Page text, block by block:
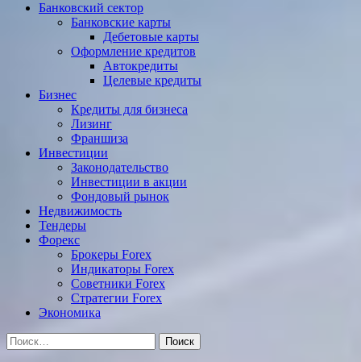
Банковский сектор
Банковские карты
Дебетовые карты
Оформление кредитов
Автокредиты
Целевые кредиты
Бизнес
Кредиты для бизнеса
Лизинг
Франшиза
Инвестиции
Законодательство
Инвестиции в акции
Фондовый рынок
Недвижимость
Тендеры
Форекс
Брокеры Forex
Индикаторы Forex
Советники Forex
Стратегии Forex
Экономика
Найти: